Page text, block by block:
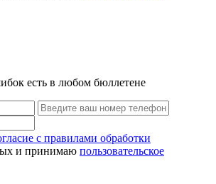
есть в любом бюллетене
с правилами обработки
и принимаю пользовательское